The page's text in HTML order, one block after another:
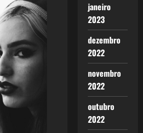
janeiro
2023
dezembro
2022
novembro
2022
outubro
2022